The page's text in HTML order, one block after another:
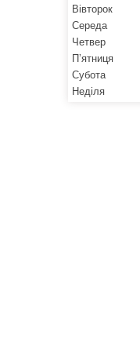
Вівторок
Середа
Четвер
Пʼятниця
Субота
Неділя